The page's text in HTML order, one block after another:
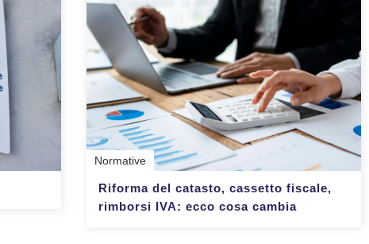
Normative
Riforma del catasto, cassetto fiscale,
rimborsi IVA: ecco cosa cambia